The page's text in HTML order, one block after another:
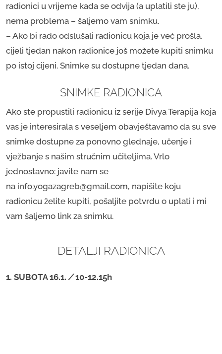
radionici u vrijeme kada se odvija (a uplatili ste ju),
nema problema – šaljemo vam snimku.
– Ako bi rado odslušali radionicu koja je već prošla,
cijeli tjedan nakon radionice još možete kupiti snimku
po istoj cijeni. Snimke su dostupne tjedan dana. ​
SNIMKE RADIONICA
​Ako ste propustili radionicu iz serije Divya Terapija koja
vas je interesirala s veseljem obavještavamo da su sve
snimke dostupne za ponovno glednaje, učenje i
vježbanje s našim stručnim učiteljima. Vrlo
jednostavno: javite nam se
na info.yogazagreb@gmail.com, napišite koju
radionicu želite kupiti, ​pošaljite potvrdu o uplati i mi
vam šaljemo link za snimku.
DETALJI RADIONICA
1. SUBOTA 16.1. /10-12.15h